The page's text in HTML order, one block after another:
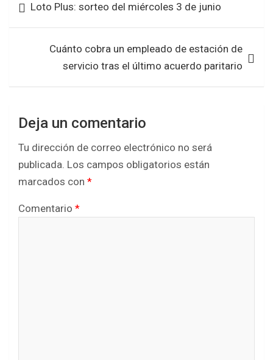
o
o
A
p
p
de
entradas
Loto Plus: sorteo del miércoles 3 de junio
Cuánto cobra un empleado de estación de
servicio tras el último acuerdo paritario
Deja un comentario
Tu dirección de correo electrónico no será
publicada. Los campos obligatorios están
marcados con *
Comentario *